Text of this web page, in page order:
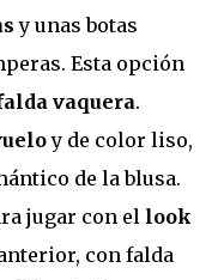
y unas botas
Esta opción
vaquera.
y de color liso,
de la blusa.
jugar con el look
con falda